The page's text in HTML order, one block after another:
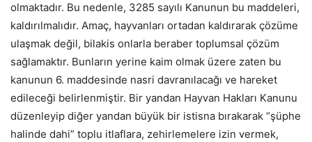
olmaktadır. Bu nedenle, 3285 sayılı Kanunun bu maddeleri,
kaldırılmalıdır. Amaç, hayvanları ortadan kaldırarak çözüme
ulaşmak değil, bilakis onlarla beraber toplumsal çözüm
sağlamaktır. Bunların yerine kaim olmak üzere zaten bu
kanunun 6. maddesinde nasri davranılacağı ve hareket
edileceği belirlenmiştir. Bir yandan Hayvan Hakları Kanunu
düzenleyip diğer yandan büyük bir istisna bırakarak “şüphe
halinde dahi” toplu itlaflara, zehirlemelere izin vermek,